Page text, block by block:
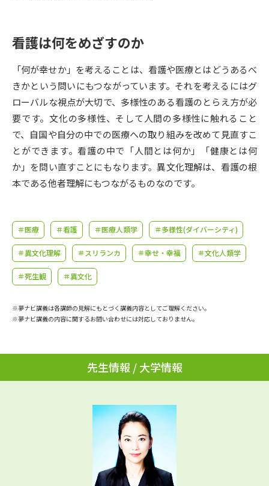
新生活お役立ちガイド
学問発見 学問検索
大学で学びたい学問発見
学問のミニ講義「夢ナビ講義」 学問分野解説
学問の教科書 夢ナビライブ
ユーザーサポート
Ｑ＆Ａ よくあるご質問 大学進学IDについて
受付内容・発送状況の確認
テレメール
テレメール進学カタログ
訂正のご案内
看護は何をめざすのか
「何が幸せか」を考えることは、看護や医療とはどうあるべ
きかという問いにもつながっています。それを考えるにはグ
ローバルな視点が大切で、多様性のある看護のとらえ方が必
要です。文化の多様性、そして人間の多様性に触れること
で、自国や自分の中での医療への取り組みを改めて見直すこ
とができます。看護の中で「人間とは何か」「健康とは何
か」を問い直すことにもなります。異文化理解は、看護の根
本である他者理解にもつながるものなのです。
＃医療 ＃看護 ＃医療人類学 ＃多様性(ダイバーシティ)
＃異文化理解 ＃スリランカ ＃幸せ・幸福 ＃文化人類学
＃死生観 ＃異文化
※夢ナビ講義は各講師の見解にもとづく講義内容としてご理解ください。
※夢ナビ講義の内容に関するお問い合わせには対応しておりません。
先生情報 / 大学情報